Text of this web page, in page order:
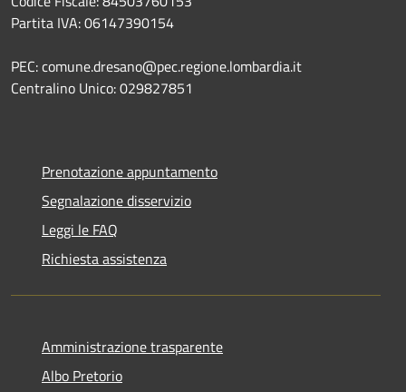
Partita IVA: 06147390154
PEC: comune.dresano@pec.regione.lombardia.it
Centralino Unico: 029827851
Prenotazione appuntamento
Segnalazione disservizio
Leggi le FAQ
Richiesta assistenza
Amministrazione trasparente
Albo Pretorio